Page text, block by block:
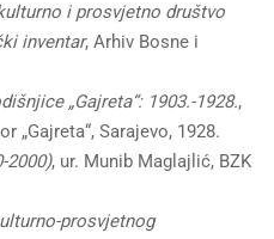
i prosvjetno društvo
inventar, Arhiv Bosne i
„Gajreta“: 1903.-1928.,
„Gajreta“, Sarajevo, 1928.
2000), ur. Munib Maglajlić, BZK
prosvjetnog